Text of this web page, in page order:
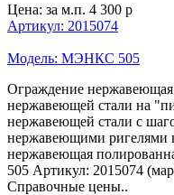
Цена: за м.п. 4 300 р
Артикул: 2015074
Модель: МЭНКС 505
Ограждение нержавеющая
нержавеющей стали на
нержавеющей стали с
нержавеющими ригелями
нержавеющая
505 Артикул: 2015074
Справочные цены..